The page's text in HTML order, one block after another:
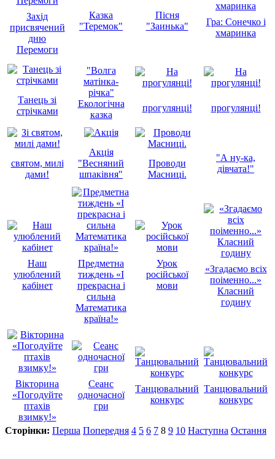
Захід
присвячений
дню
Перемоги
Казка
"Теремок"
Пісня
"Заинька"
Гра: Сонечко і
хмаринка
Танець зі
стрічками
"Волга
матінка-
річка"
Екологічна
казка
прогулянці! прогулянці!
святом, милі
дами!
Акція
"Весняний
шпаківня"
Проводи
Масниці.
"А ну-ка,
дівчата!"
Наш
улюблений
кабінет
Предметна
тиждень «І
прекрасна і
сильна
Математика
країна!»
Урок
російської
мови
«Згадаємо всіх
поіменно...»
Класний
годину
Вікторина
«Погодуйте
птахів
взимку!»
Сеанс
одночасної
гри
Танцювальний
конкурс
Танцювальний
конкурс
Сторінки: Перша Попередня 4 5 6 7 8 9 10 Наступна Остання